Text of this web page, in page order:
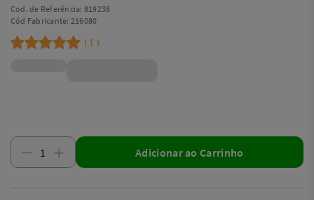
Cod. de Referência: 819236
Cód Fabricante: 216080
( 1 )
Adicionar ao Carrinho